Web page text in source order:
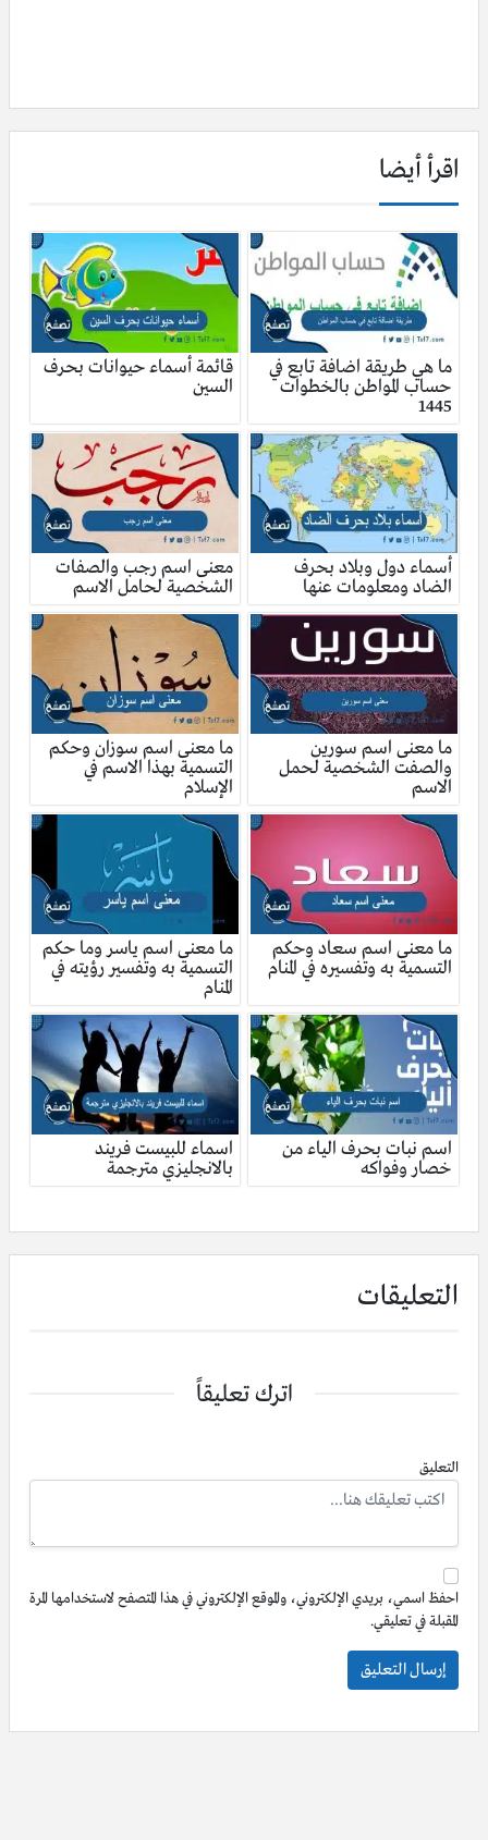
اقرأ أيضا
ما هي طريقة اضافة تابع في
حساب المواطن بالخطوات
1445
قائمة أسماء حيوانات بحرف
السين
أسماء دول وبلاد بحرف
الضاد ومعلومات عنها
معنى اسم رجب والصفات
الشخصية لحامل الاسم
ما معنى اسم سورين
والصفت الشخصية لحمل
الاسم
ما معنى اسم سوزان وحكم
التسمية بهذا الاسم في
الإسلام
ما معنى اسم سعاد وحكم
التسمية به وتفسيره في المنام
ما معنى اسم ياسر وما حكم
التسمية به وتفسير رؤيته في
المنام
اسم نبات بحرف الياء من
خصار وفواكه
اسماء للبيست فريند
بالانجليزي مترجمة
التعليقات
اترك تعليقاً
التعليق
احفظ اسمي، بريدي الإلكتروني، والموقع الإلكتروني في هذا المتصفح لاستخدامها المرة
المقبلة في تعليقي.